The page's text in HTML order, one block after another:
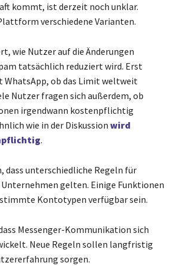
kommt, ist derzeit noch unklar.
verschiedene Varianten.
wie Nutzer auf die Änderungen
tatsächlich reduziert wird. Erst
WhatsApp, ob das Limit weltweit
Nutzer fragen sich außerdem, ob
irgendwann kostenpflichtig
wie in der Diskussion wird
.
dass unterschiedliche Regeln für
gelten. Einige Funktionen
Kontotypen verfügbar sein.
Messenger-Kommunikation sich
Neue Regeln sollen langfristig
sorgen.